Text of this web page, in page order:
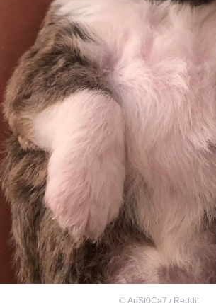
© AriSt0Ca7 / Reddit